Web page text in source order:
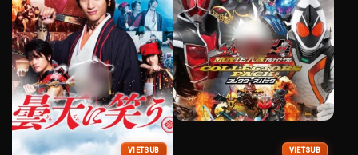
VIETSUB VIETSUB